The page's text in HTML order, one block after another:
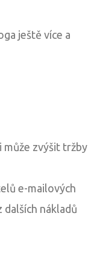
ještě více a
může zvýšit tržby
e-mailových
dalších nákladů